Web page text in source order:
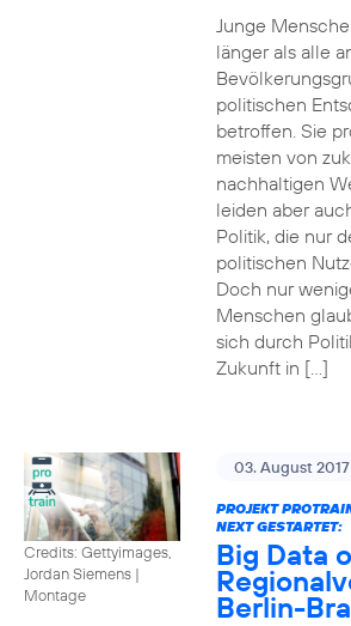
Junge
länger als alle
politischen
betroffen. Sie
meisten von
nachhaltigen
leiden aber
Politik, die nur
politischen
Doch nur
Menschen
sich durch
Zukunft in […]
Credits: Gettyimages,
Jordan Siemens |
Montage
03. August 2017
PROJEKT
NEXT GESTARTET:
Big Data
Berlin-